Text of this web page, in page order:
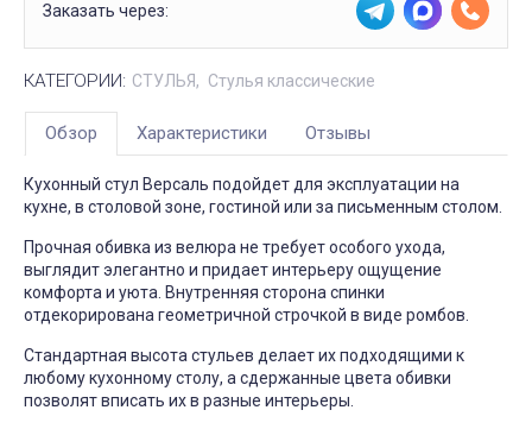
Заказать через:
КАТЕГОРИИ: СТУЛЬЯ Стулья классические
Обзор Характеристики Отзывы
Кухонный стул Версаль подойдет для эксплуатации на
кухне, в столовой зоне, гостиной или за письменным столом.
Прочная обивка из велюра не требует особого ухода,
выглядит элегантно и придает интерьеру ощущение
комфорта и уюта. Внутренняя сторона спинки
отдекорирована геометричной строчкой в виде ромбов.
Стандартная высота стульев делает их подходящими к
любому кухонному столу, а сдержанные цвета обивки
позволят вписать их в разные интерьеры.